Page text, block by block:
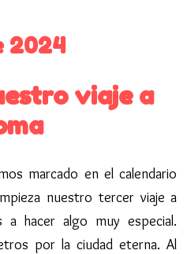
2024
viaje a
marcado en el calendario
nuestro tercer viaje a
hacer algo muy especial.
por la ciudad eterna. Al